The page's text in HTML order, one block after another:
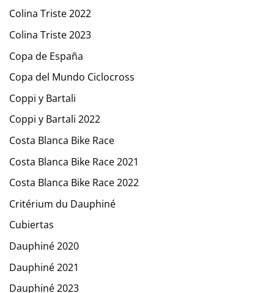
Colina Triste 2022
Colina Triste 2023
Copa de España
Copa del Mundo Ciclocross
Coppi y Bartali
Coppi y Bartali 2022
Costa Blanca Bike Race
Costa Blanca Bike Race 2021
Costa Blanca Bike Race 2022
Critérium du Dauphiné
Cubiertas
Dauphiné 2020
Dauphiné 2021
Dauphiné 2023